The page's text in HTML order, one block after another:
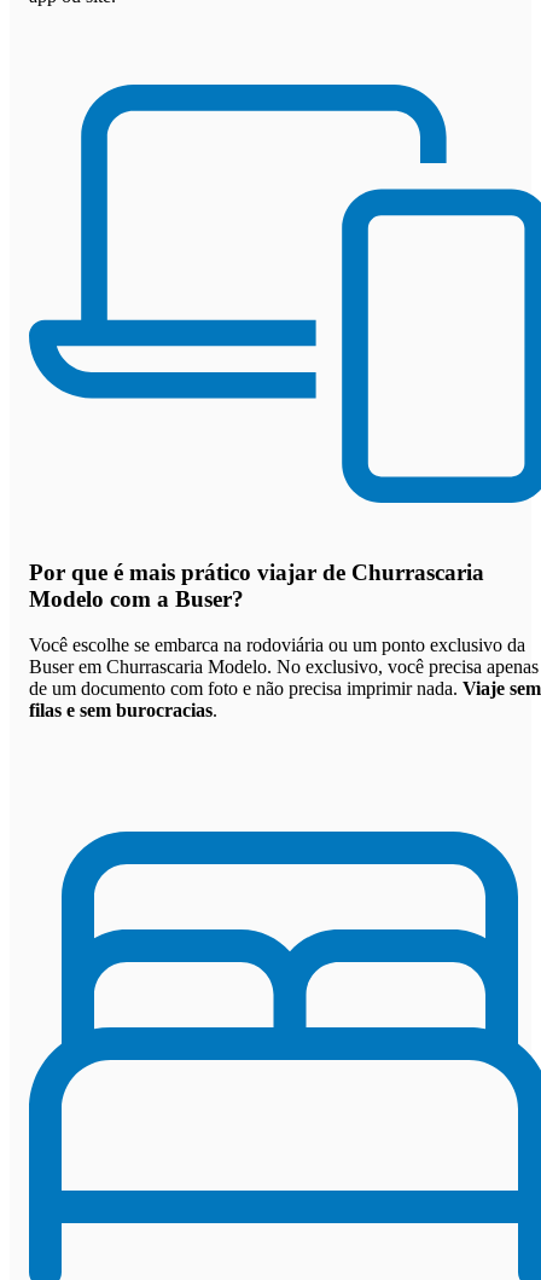
Por que é mais prático viajar de Churrascaria
Modelo com a Buser?
Você escolhe se embarca na rodoviária ou um ponto exclusivo da
Buser em Churrascaria Modelo. No exclusivo, você precisa apenas
de um documento com foto e não precisa imprimir nada. Viaje sem
filas e sem burocracias.